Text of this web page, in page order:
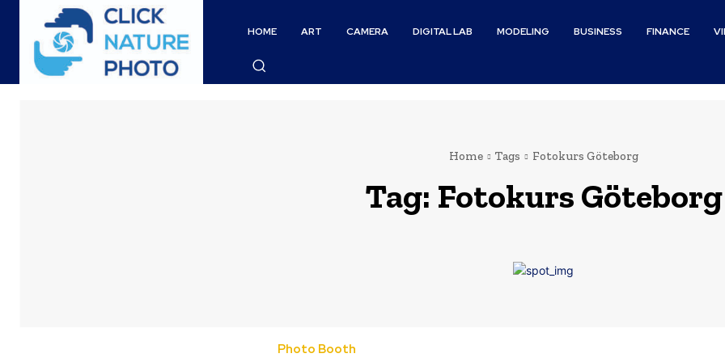
HOME ART CAMERA DIGITAL LAB MODELING BUSINESS FINANCE
Home Tags Fotokurs Göteborg
Tag: Fotokurs Göteborg
Photo Booth